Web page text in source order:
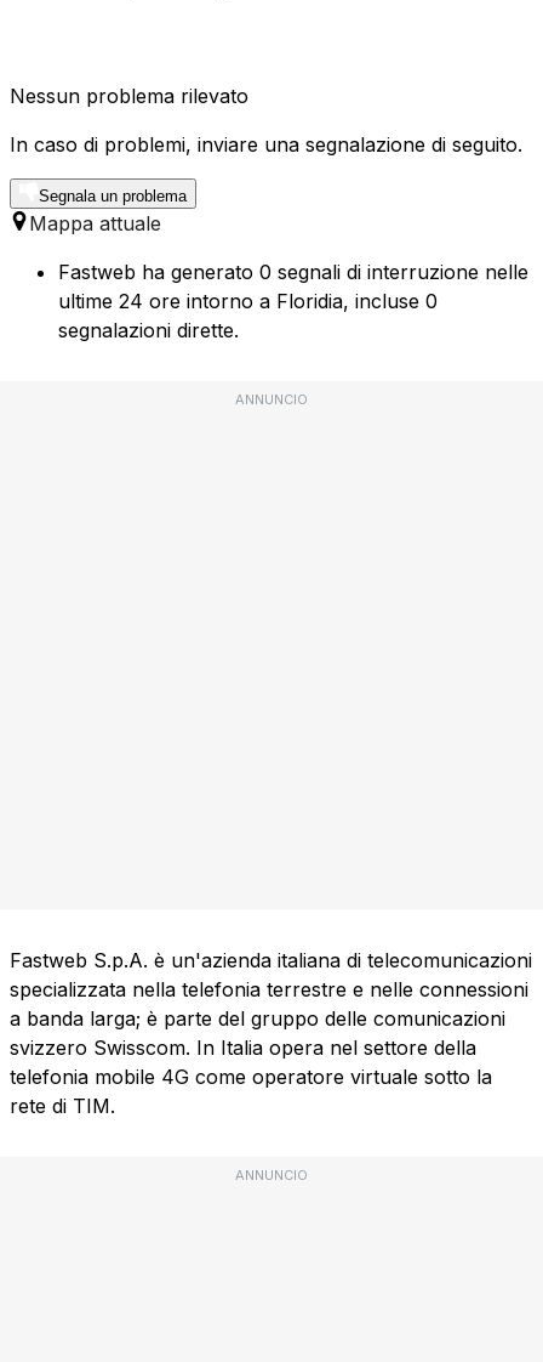
Nessun problema rilevato
In caso di problemi, inviare una segnalazione di seguito.
Segnala un problema
Mappa attuale
Fastweb ha generato 0 segnali di interruzione nelle
ultime 24 ore intorno a Floridia, incluse 0
segnalazioni dirette.
ANNUNCIO
Fastweb S.p.A. è un'azienda italiana di telecomunicazioni
specializzata nella telefonia terrestre e nelle connessioni
a banda larga; è parte del gruppo delle comunicazioni
svizzero Swisscom. In Italia opera nel settore della
telefonia mobile 4G come operatore virtuale sotto la
rete di TIM.
ANNUNCIO